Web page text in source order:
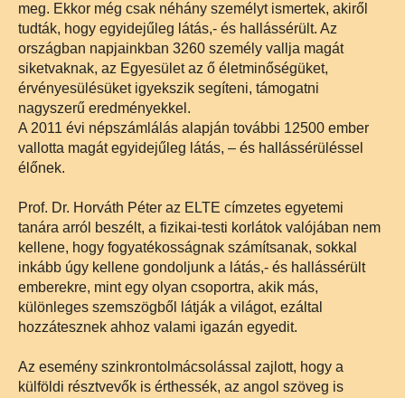
meg. Ekkor még csak néhány személyt ismertek, akiről
tudták, hogy egyidejűleg látás,- és hallássérült. Az
országban napjainkban 3260 személy vallja magát
siketvaknak, az Egyesület az ő életminőségüket,
érvényesülésüket igyekszik segíteni, támogatni
nagyszerű eredményekkel.
A 2011 évi népszámlálás alapján további 12500 ember
vallotta magát egyidejűleg látás, – és hallássérüléssel
élőnek.
Prof. Dr. Horváth Péter az ELTE címzetes egyetemi
tanára arról beszélt, a fizikai-testi korlátok valójában nem
kellene, hogy fogyatékosságnak számítsanak, sokkal
inkább úgy kellene gondoljunk a látás,- és hallássérült
emberekre, mint egy olyan csoportra, akik más,
különleges szemszögből látják a világot, ezáltal
hozzátesznek ahhoz valami igazán egyedit.
Az esemény szinkrontolmácsolással zajlott, hogy a
külföldi résztvevők is érthessék, az angol szöveg is